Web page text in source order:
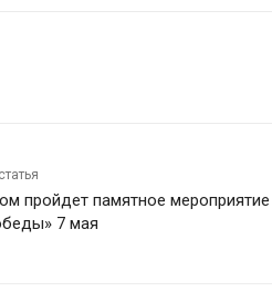
пройдет памятное мероприятие
7 мая